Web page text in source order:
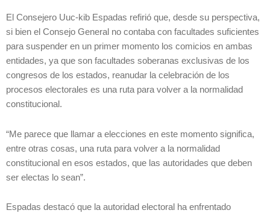
El Consejero Uuc-kib Espadas refirió que, desde su perspectiva,
si bien el Consejo General no contaba con facultades suficientes
para suspender en un primer momento los comicios en ambas
entidades, ya que son facultades soberanas exclusivas de los
congresos de los estados, reanudar la celebración de los
procesos electorales es una ruta para volver a la normalidad
constitucional.
“Me parece que llamar a elecciones en este momento significa,
entre otras cosas, una ruta para volver a la normalidad
constitucional en esos estados, que las autoridades que deben
ser electas lo sean”.
Espadas destacó que la autoridad electoral ha enfrentado